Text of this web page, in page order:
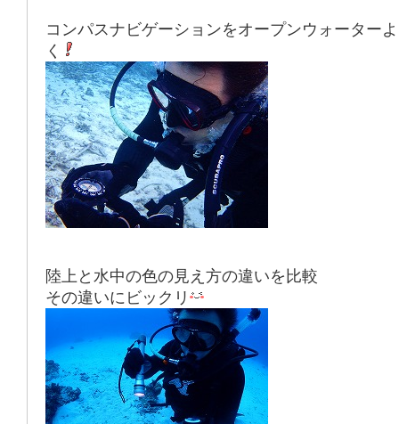
コンパスナビゲーションをオープンウォーター
く
陸上と水中の色の見え方の違いを比較
その違いにビックリ